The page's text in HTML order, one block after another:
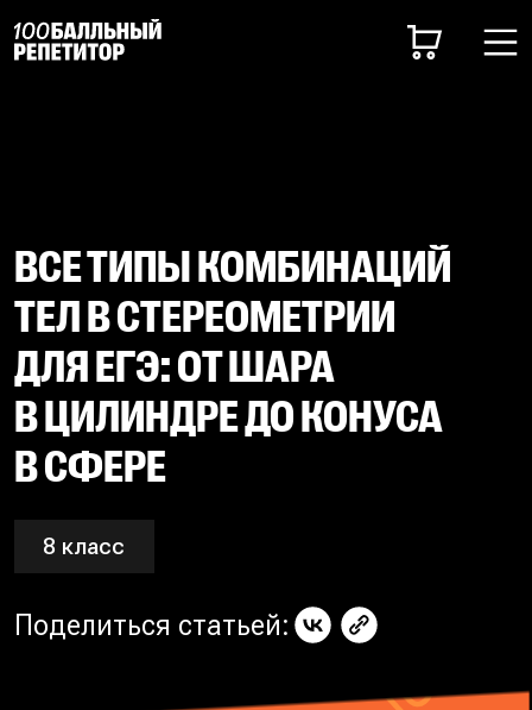
ВСЕ ТИПЫ КОМБИНАЦИЙ
ТЕЛ В СТЕРЕОМЕТРИИ
ДЛЯ ЕГЭ: ОТ ШАРА
В ЦИЛИНДРЕ ДО КОНУСА
В СФЕРЕ
8 класс
Поделиться статьей: